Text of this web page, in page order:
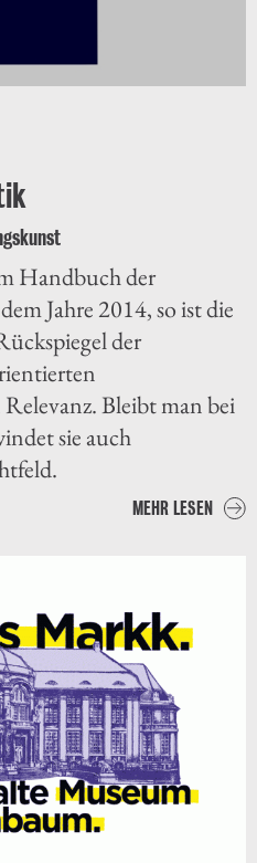
Handbuch der
Jahre 2014, so ist die
der
Bleibt man bei
sie auch
MEHR LESEN